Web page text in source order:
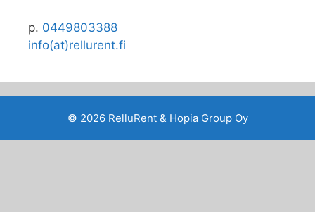
p. 0449803388
info(at)rellurent.fi
© 2026 RelluRent & Hopia Group Oy